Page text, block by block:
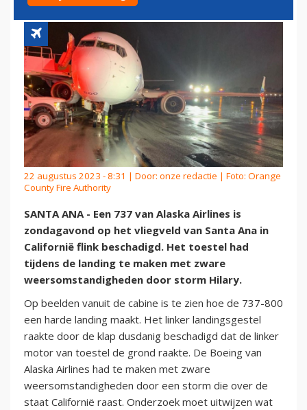
22 augustus 2023 - 8:31 | Door: onze redactie | Foto: Orange
County Fire Authority
SANTA ANA - Een 737 van Alaska Airlines is
zondagavond op het vliegveld van Santa Ana in
Californië flink beschadigd. Het toestel had
tijdens de landing te maken met zware
weersomstandigheden door storm Hilary.
Op beelden vanuit de cabine is te zien hoe de 737-800
een harde landing maakt. Het linker landingsgestel
raakte door de klap dusdanig beschadigd dat de linker
motor van toestel de grond raakte. De Boeing van
Alaska Airlines had te maken met zware
weersomstandigheden door een storm die over de
staat Californië raast. Onderzoek moet uitwijzen wat